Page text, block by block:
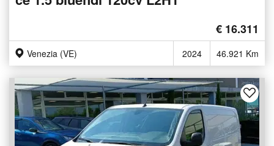
€ 16.311
Venezia (VE) 2024 46.921 Km